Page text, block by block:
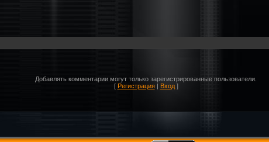
Добавлять комментарии могут только зарегистрированные пользователи.
[ Регистрация| Вход]